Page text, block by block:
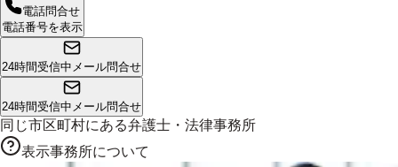
電話問合せ
電話番号を表示
24時間受信中 メール問合せ
24時間受信中 メール問合せ
同じ市区町村にある弁護士・法律事務所
表示事務所について